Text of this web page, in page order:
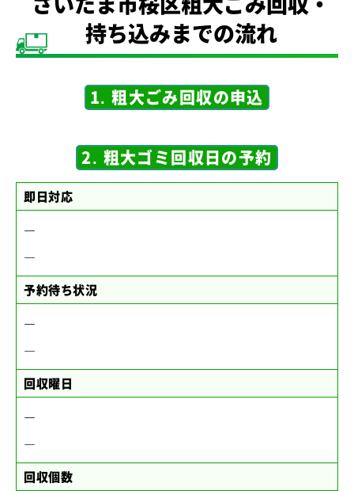
持ち込みまでの流れ
1. 粗大ごみ回収の申込
2. 粗大ゴミ回収日の予約
即日対応
―
―
予約待ち状況
―
―
回収曜日
―
―
回収個数